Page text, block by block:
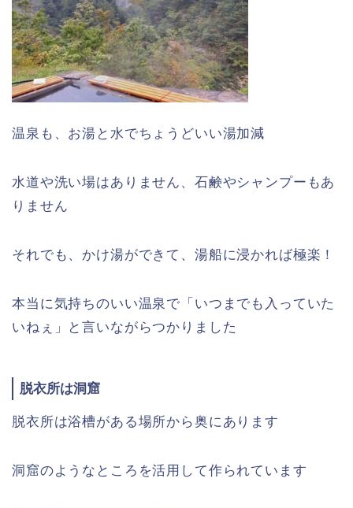
温泉も、お湯と水でちょうどいい湯加減
水道や洗い場はありません、石鹸やシャンプーもあ
りません
それでも、かけ湯ができて、湯船に浸かれば極楽！
本当に気持ちのいい温泉で「いつまでも入っていた
いねぇ」と言いながらつかりました
脱衣所は洞窟
脱衣所は浴槽がある場所から奥にあります
洞窟のようなところを活用して作られています